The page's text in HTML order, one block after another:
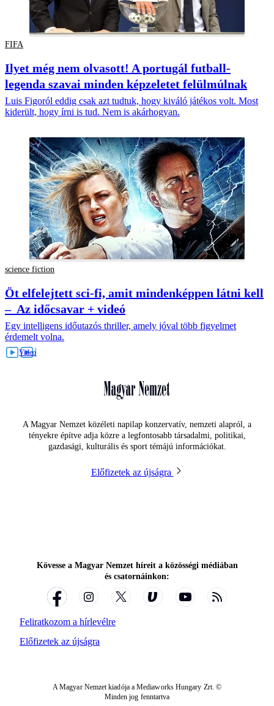
FIFA
Ilyet még nem olvasott! A portugál futball-
legenda szavai minden képzeletet felülmúlnak
Luis Figoról eddig csak azt tudtuk, hogy kiváló játékos volt. Most
kiderült, hogy írni is tud. Nem is akárhogyan.
science fiction
Öt elfelejtett sci-fi, amit mindenképpen látni kell
– Az időcsavar + videó
Egy intelligens időutazós thriller, amely jóval több figyelmet
érdemelt volna.
A Magyar Nemzet közéleti napilap konzervatív, nemzeti alapról, a
tényekre építve adja közre a legfontosabb társadalmi, politikai,
gazdasági, kulturális és sport témájú információkat.
Előfizetek az újságra
Feliratkozom a hírlevélre
Kövesse a Magyar Nemzet híreit a közösségi médiában
és csatornáinkon:
Előfizetek az újságra
A Magyar Nemzet kiadója a Mediaworks Hungary Zrt. ©
Minden jog fenntartva